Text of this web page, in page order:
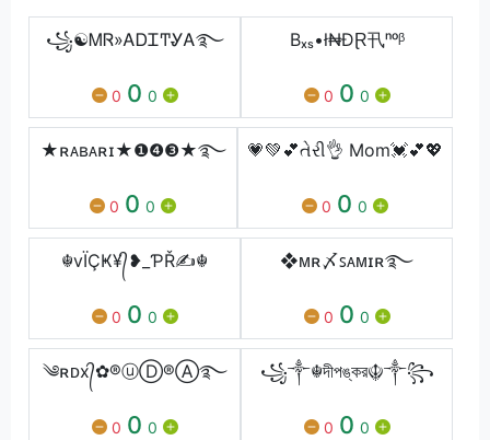
꧁☯ᎷᏒ»ᎪᎠᏆͲᎽᎪ࿐
0 0 0
Bₓₛ•ł₦ĐⱤ卂ⁿᵒᵝ
0 0 0
★ʀᴀʙᴀʀɪ★❶❹❸★࿐
0 0 0
💗💚💕તેરી👌 Mom💓💕💖
0 0 0
☬vÏÇҜ¥᭄❥_ƤŘ✍☬
0 0 0
❖ᴍʀ〆ꜱᴀᴍɪʀ࿐
0 0 0
༄ʀᴅx᭄✿®ⓤⒹ®Ⓐ࿐
0 0 0
꧁༒☬দীপঙ্কর☬༒꧂
0 0 0